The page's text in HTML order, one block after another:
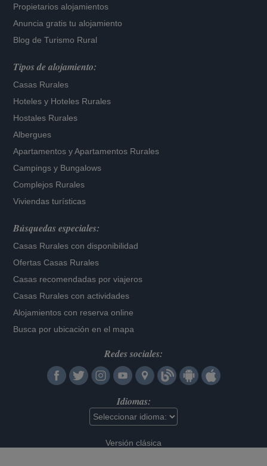
Propietarios alojamientos
Anuncia gratis tu alojamiento
Blog de Turismo Rural
Tipos de alojamiento:
Casas Rurales
Hoteles y Hoteles Rurales
Hostales Rurales
Albergues
Apartamentos yApartamentos Rurales
Campings y Bungalows
Complejos Rurales
Viviendas turísticas
Búsquedas especiales:
Casas Rurales con disponibilidad
Ofertas Casas Rurales
Casas recomendadas por viajeros
Casas Rurales con actividades
Alojamientos con reserva online
Busca por ubicación en el mapa
Redes sociales:
Idiomas:
Versión clásica